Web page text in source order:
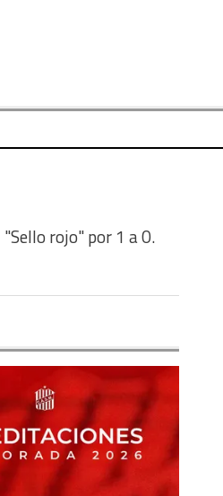
rojo" por 1 a 0.